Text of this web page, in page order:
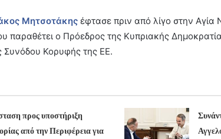
Μητσοτάκης έφτασε πριν από λίγο στην
παραθέτει ο Πρόεδρος της Κυπριακής
Συνόδου Κορυφής της ΕΕ.
προς υποστήριξη
από την Περιφέρεια για